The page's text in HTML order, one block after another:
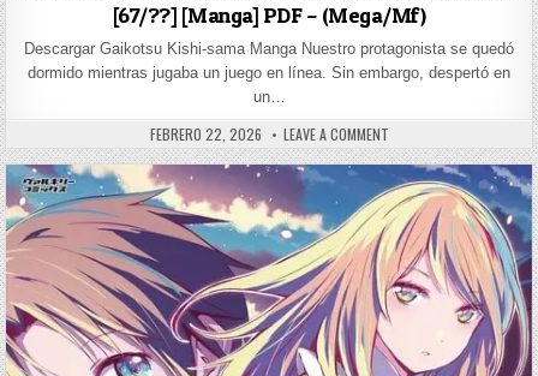
[67/??] [Manga] PDF – (Mega/Mf)
Descargar Gaikotsu Kishi-sama Manga Nuestro protagonista se quedó
dormido mientras jugaba un juego en línea. Sin embargo, despertó en
un…
PUBLISHED DATE:
FEBRERO 22, 2026 LEAVE A COMMENTON GAIKOTSU KISHI-